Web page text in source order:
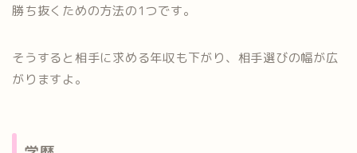
勝ち抜くための方法の1つです。
そうすると相手に求める年収も下がり、相手選びの幅が広
がりますよ。